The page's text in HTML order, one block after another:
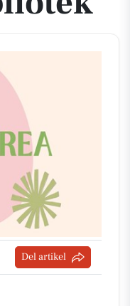
Del artikel